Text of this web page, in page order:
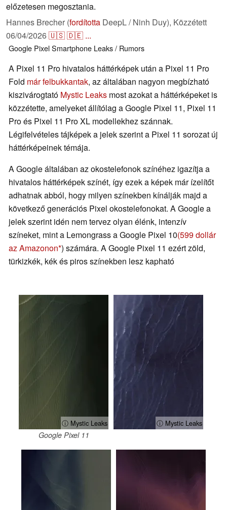
előzetesen megosztania.
Hannes Brecher (fordította DeepL / Ninh Duy), Közzétett
06/04/2026🇺🇸🇩🇪 ...
Google PixelSmartphone Leaks / Rumors
A Pixel 11 Pro hivatalos háttérképek után a Pixel 11 Pro
Fold már felbukkantak, az általában nagyon megbízható
kiszivárogtató Mystic Leaks most azokat a háttérképeket is
közzétette, amelyeket állítólag a Google Pixel 11, Pixel 11
Pro és Pixel 11 Pro XL modellekhez szánnak.
Légifelvételes tájképek a jelek szerint a Pixel 11 sorozat új
háttérképeinek témája.
A Google általában az okostelefonok színéhez igazítja a
hivatalos háttérképek színét, így ezek a képek már ízelítőt
adhatnak abból, hogy milyen színekben kínálják majd a
következő generációs Pixel okostelefonokat. A Google a
jelek szerint idén nem tervez olyan élénk, intenzív
színeket, mint a Lemongrass a Google Pixel 10(599 dollár
az Amazonon ) számára. A Google Pixel 11 ezért zöld,
türkizkék, kék és piros színekben lesz kapható
ⓘ Mystic Leaks
Google Pixel 11
ⓘ Mystic Leaks